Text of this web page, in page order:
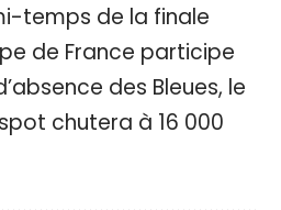
temps de la finale
de France participe
des Bleues, le
chutera à 16 000